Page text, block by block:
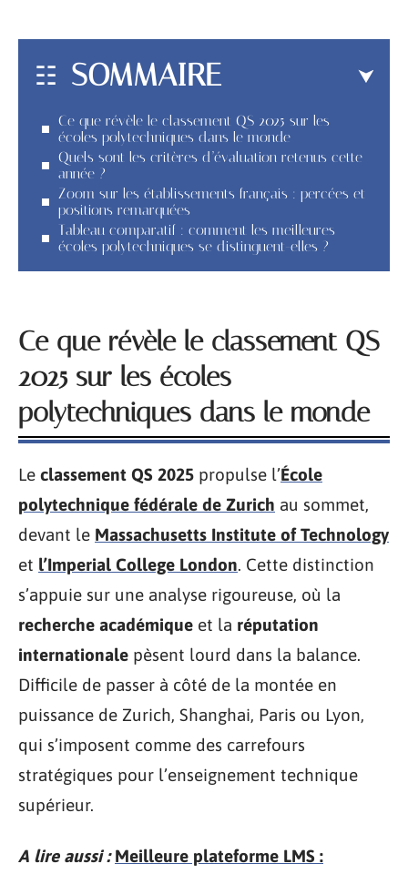
SOMMAIRE
Ce que révèle le classement QS 2025 sur les
écoles polytechniques dans le monde
Quels sont les critères d’évaluation retenus cette
année ?
Zoom sur les établissements français : percées et
positions remarquées
Tableau comparatif : comment les meilleures
écoles polytechniques se distinguent-elles ?
Ce que révèle le classement QS
2025 sur les écoles
polytechniques dans le monde
Le classement QS 2025 propulse l’École
polytechnique fédérale de Zurich au sommet,
devant le Massachusetts Institute of Technology
et l’Imperial College London. Cette distinction
s’appuie sur une analyse rigoureuse, où la
recherche académique et la réputation
internationale pèsent lourd dans la balance.
Difficile de passer à côté de la montée en
puissance de Zurich, Shanghai, Paris ou Lyon,
qui s’imposent comme des carrefours
stratégiques pour l’enseignement technique
supérieur.
A lire aussi : Meilleure plateforme LMS :